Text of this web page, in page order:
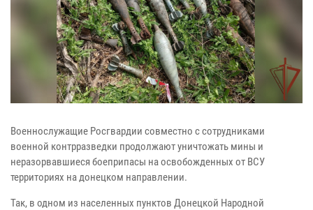
Военнослужащие Росгвардии совместно с сотрудниками
военной контрразведки продолжают уничтожать мины и
неразорвавшиеся боеприпасы на освобожденных от ВСУ
территориях на донецком направлении.
Так, в одном из населенных пунктов Донецкой Народной